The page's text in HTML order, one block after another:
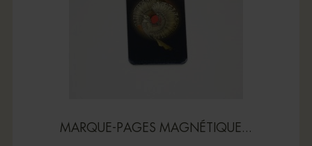
MARQUE-PAGES MAGNÉTIQUE...